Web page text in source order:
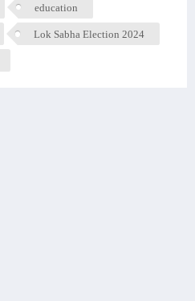
education
Lok Sabha Election 2024